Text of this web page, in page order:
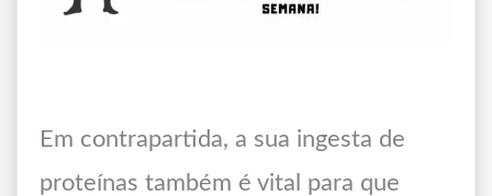
Em contrapartida, a sua ingesta de
proteínas também é vital para que